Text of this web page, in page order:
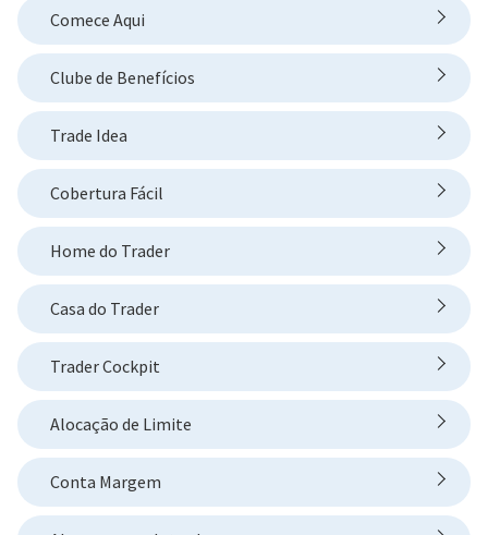
Comece Aqui
Clube de Benefícios
Trade Idea
Cobertura Fácil
Home do Trader
Casa do Trader
Trader Cockpit
Alocação de Limite
Conta Margem